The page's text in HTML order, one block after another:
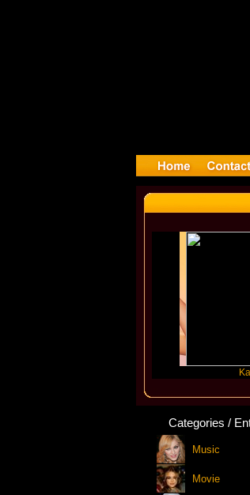
Categories /
Music
Movie